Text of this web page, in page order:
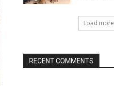
Load more
RECENT COMMENTS